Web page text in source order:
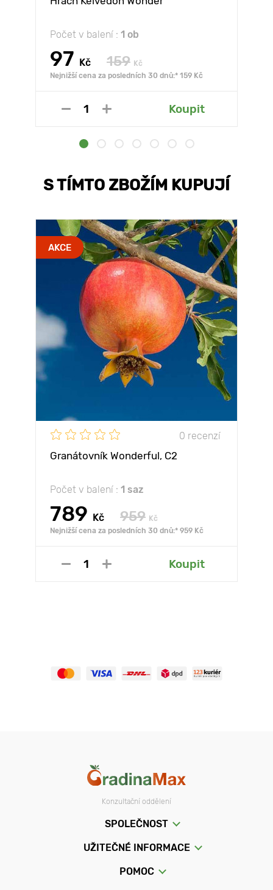
Počet v balení : 1 ob
97 Kč 159 Kč
Nejnižší cena za posledních 30 dnů:* 159 Kč
Koupit
S TÍMTO ZBOŽÍM KUPUJÍ
AKCE
0 recenzí
Granátovník Wonderful, С2
Počet v balení : 1 saz
789 Kč 959 Kč
Nejnižší cena za posledních 30 dnů:* 959 Kč
Koupit
Konzultační oddělení
SPOLEČNOST
UŽITEČNÉ INFORMACE
POMOC